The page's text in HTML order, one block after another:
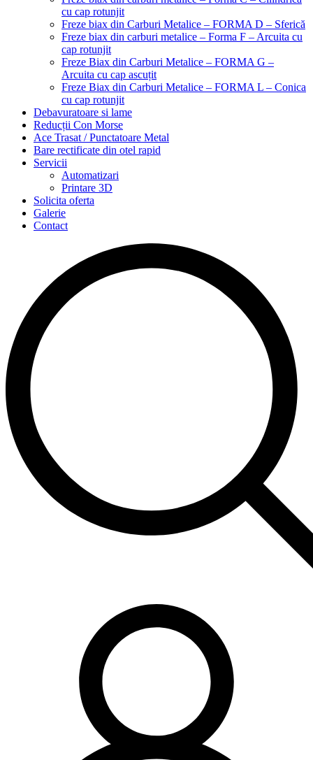
cu cap rotunjit
Freze biax din Carburi Metalice – FORMA D – Sferică
Freze biax din carburi metalice – Forma F – Arcuita cu
cap rotunjit
Freze Biax din Carburi Metalice – FORMA G –
Arcuita cu cap ascuțit
Freze Biax din Carburi Metalice – FORMA L – Conica
cu cap rotunjit
Debavuratoare si lame
Reducții Con Morse
Ace Trasat / Punctatoare Metal
Bare rectificate din otel rapid
Servicii
Automatizari
Printare 3D
Solicita oferta
Galerie
Contact